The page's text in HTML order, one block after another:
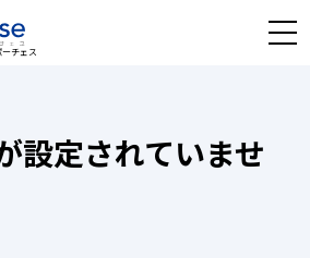
チェス
設定されていませ